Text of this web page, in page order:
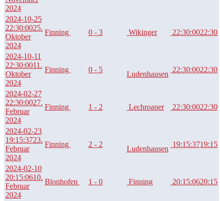
2024
2024-10-25
22:30:0025.
Oktober
2024
Finning 0 - 3 Wikinger 22:30:0022:30
2024-10-11
22:30:0011.
Oktober
2024
Finning 0 - 5
Ludenhausen
22:30:0022:30
2024-02-27
22:30:0027.
Februar
2024
Finning 1 - 2 Lechroaner 22:30:0022:30
2024-02-23
19:15:3723.
Februar
2024
Finning 2 - 2
Ludenhausen
19:15:3719:15
2024-02-10
20:15:0610.
Februar
2024
Blonhofen 1 - 0 Finning 20:15:0620:15